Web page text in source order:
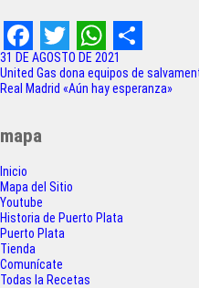
F
a
c
e
b
o
o
k
T
w
t
t
e
r
W
h
A
p
S
h
31 DE AGOSTO DE 2021
Navegación
de
United Gas dona equipos de
Real Madrid «Aún hay esperanza»
mapa
Inicio
Mapa del Sitio
Youtube
Historia de Puerto Plata
Puerto Plata
Tienda
Comunícate
Todas la Recetas